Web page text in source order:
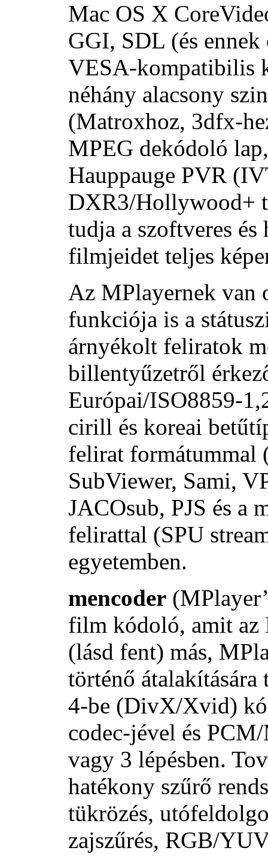
Mac OS X
GGI, SDL (és
VESA-kompatibilis
néhány alacsony
(Matroxhoz, 3dfx-
MPEG dekódoló
Hauppauge PVR
DXR3/Hollywood+
tudja a szoftveres
filmjeidet teljes
Az MPlayernek van
funkciója is a
árnyékolt feliratok
billentyűzetről
Európai/ISO8859-
cirill és koreai
felirat
SubViewer, Sami,
JACOsub, PJS és a
felirattal (SPU
egyetemben.
mencoder
film kódoló, amit az
(lásd fent) más,
történő
4-be (DivX/Xvid)
codec-jével és
vagy 3 lépésben.
hatékony szűrő
tükrözés,
zajszűrés, RGB/